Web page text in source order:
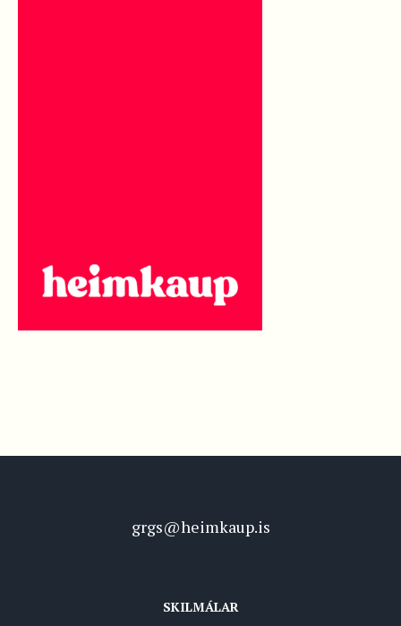
grgs@heimkaup.is
SKILMÁLAR